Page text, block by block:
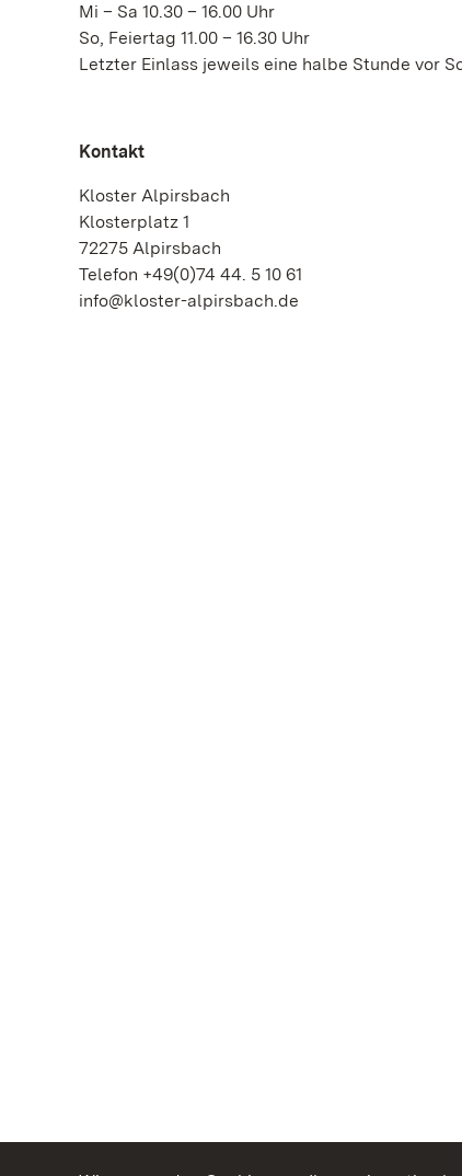
Mi – Sa 10.30 – 16.00 Uhr
So, Feiertag 11.00 – 16.30 Uhr
Letzter Einlass jeweils eine halbe Stunde vor
Kontakt
Kloster Alpirsbach
Klosterplatz 1
72275 Alpirsbach
Telefon +49(0)74 44. 5 10 61
info@kloster-alpirsbach.de